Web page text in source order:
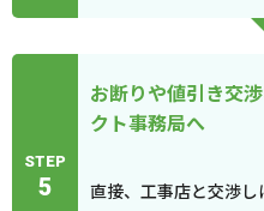
STEP
5
お断りや値引き交
クト事務局へ
直接、工事店と交渉